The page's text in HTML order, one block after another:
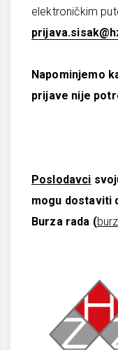
elektroničkim
Napominjemo
prijave nije
Poslodavci
mogu dostaviti
Burza rada (